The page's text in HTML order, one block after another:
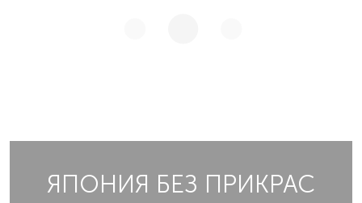
ЯПОНИЯ БЕЗ ПРИКРАС